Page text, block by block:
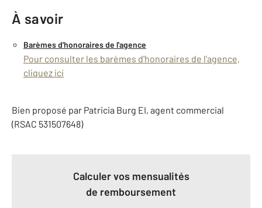
À savoir
Barèmes d'honoraires de l'agence
Pour consulter les barèmes d'honoraires de l'agence,
cliquez ici
Bien proposé par Patricia Burg EI, agent commercial
(RSAC 531507648)
Calculer vos mensualités
de remboursement